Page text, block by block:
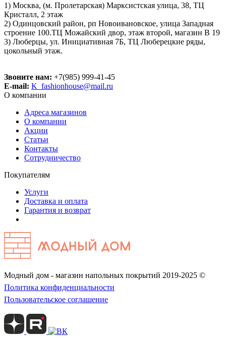
1) Москва, (м. Пролетарская) Марксистская улица, 38, ТЦ
Кристалл, 2 этаж
2) Одинцовский район, рп Новоивановское, улица Западная
строение 100.ТЦ Можайский двор, этаж второй, магазин В 19
3) Люберцы, ул. Инициативная 7Б, ТЦ Люберецкие ряды,
цокольный этаж.
Звоните нам: +7(985) 999-41-45
E-mail: K_fashionhouse@mail.ru
О компании
Адреса магазинов
О компании
Акции
Статьи
Контакты
Сотрудничество
Покупателям
Услуги
Доставка и оплата
Гарантия и возврат
Модный дом - магазин напольных покрытий 2019-2025 ©
Политика конфиденциальности
Пользовательское соглашение